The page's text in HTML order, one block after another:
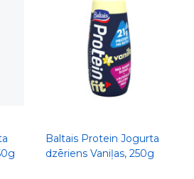
Baltais Protein Jogurta
dzēriens Vaniļas, 250g